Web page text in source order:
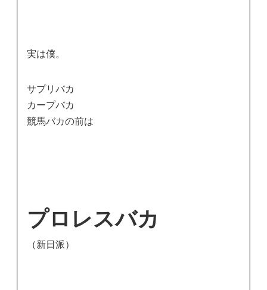
実は僕。
サプリバカ
カープバカ
競馬バカの前は
プロレスバカ
（新日派）